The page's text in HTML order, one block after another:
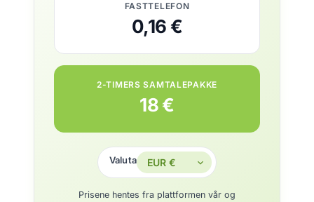
FASTTELEFON
0,16 €
2-TIMERS SAMTALEPAKKE
18 €
Valuta
Prisene hentes fra plattformen vår og